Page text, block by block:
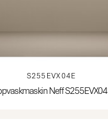
S255EVX04E
Neff